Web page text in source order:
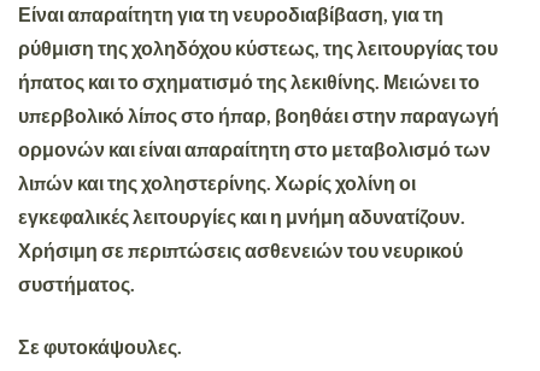
Είναι απαραίτητη για τη νευροδιαβίβαση, για τη
ρύθμιση της χοληδόχου κύστεως, της λειτουργίας του
ήπατος και το σχηματισμό της λεκιθίνης. Μειώνει το
υπερβολικό λίπος στο ήπαρ, βοηθάει στην παραγωγή
ορμονών και είναι απαραίτητη στο μεταβολισμό των
λιπών και της χοληστερίνης. Χωρίς χολίνη οι
εγκεφαλικές λειτουργίες και η μνήμη αδυνατίζουν.
Χρήσιμη σε περιπτώσεις ασθενειών του νευρικού
συστήματος.
Σε φυτοκάψουλες.